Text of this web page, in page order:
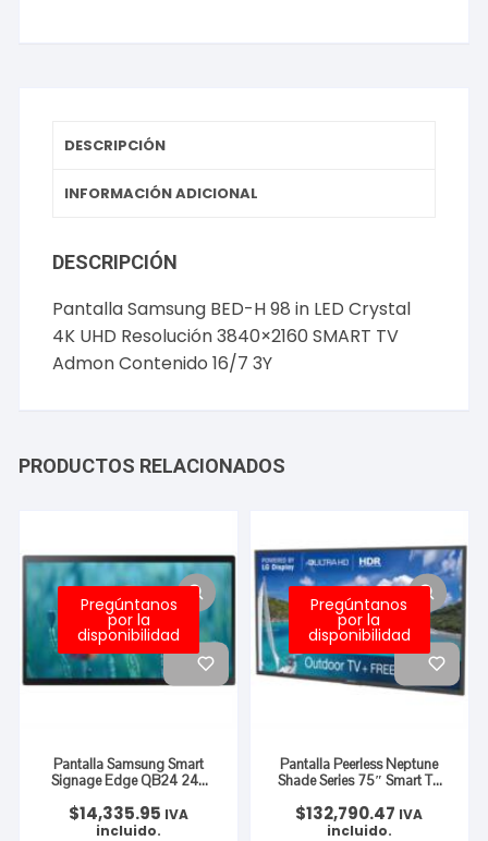
UHD
3840x2160
Admon
16/7
3Y
cantidad
DESCRIPCIÓN
INFORMACIÓN ADICIONAL
DESCRIPCIÓN
Pantalla Samsung BED-H 98 in LED Crystal
4K UHD Resolución 3840×2160 SMART TV
Admon Contenido 16/7 3Y
PRODUCTOS RELACIONADOS
Pregúntanos
por la
disponibilidad
Pantalla Samsung Smart
Signage Edge QB24 24″
Resolución 1920×1080
$14,335.95 IVA
incluido.
Pregúntanos
por la
disponibilidad
Pantalla Peerless Neptune
Shade Series 75″ Smart TV
HDR para Exterior
$132,790.47 IVA
incluido.